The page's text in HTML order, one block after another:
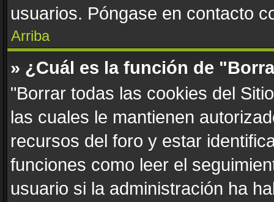
usuarios. Póngase en contacto
Arriba
» ¿Cuál es la función de
"Borrar todas las cookies del
las cuales le mantienen
recursos del foro y estar
funciones como leer el
usuario si la administración ha